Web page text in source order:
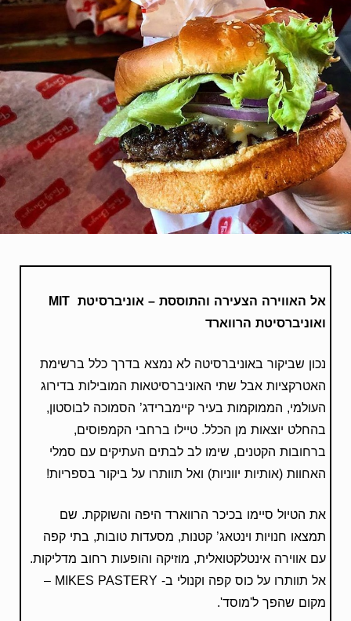
אל האווירה הצעירה והתוססת – אוניברסיטת MIT
ואוניברסיטת הרווארד
נכון שביקור באוניברסיטה לא נמצא בדרך כלל ברשימת
האטרקציות אבל שתי האוניברסיטאות המובילות בדירוג
העולמי, הממוקמות בעיר קיימברידג’ הסמוכה לבוסטון,
בהחלט יוצאות מן הכלל. טיילו ברחבי הקמפוסים,
ברחובות הקטנים, שימו לב לבתים העתיקים עם סמלי
האחוות (אותיות יווניות) ואל תוותרו על ביקור בספריות!
את הטיול סיימו בכיכר הרווארד היפה והשוקקת. שם
תמצאו חנויות וינטאג’ קטנות, מסעדות טובות, בתי קפה
עם אווירה אינטלקטואלית, מוזיקה והופעות רחוב מדליקות.
אל תוותרו על כוס קפה וקנולי ב- MIKES PASTERY –
מקום שהפך ל'מוסד'.